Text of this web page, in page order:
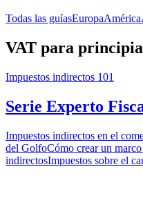
Todas las guíasEuropaAmérica
VAT para
Impuestos indirectos 101
Serie Experto
Impuestos indirectos en el
del GolfoCómo crear un
indirectosImpuestos sobre el